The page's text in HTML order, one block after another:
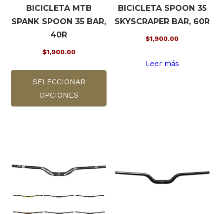
BICICLETA MTB
SPANK SPOON 35 BAR,
40R
$1,900.00
SELECCIONAR
OPCIONES
múltiples
pueden
BICICLETA SPOON 35
SKYSCRAPER BAR, 60R
$1,900.00
Leer más